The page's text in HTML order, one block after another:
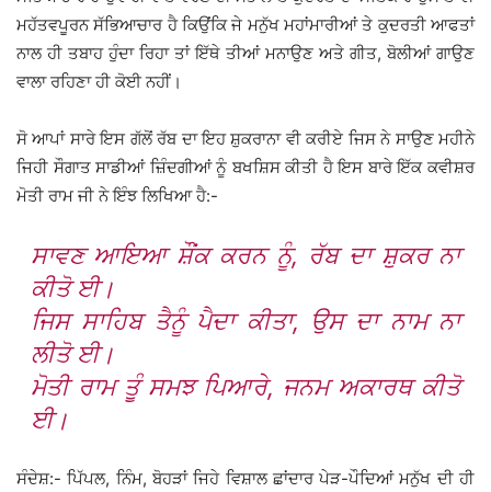
ਮਹੱਤਵਪੂਰਨ ਸੱਭਿਆਚਾਰ ਹੈ ਕਿਉਂਕਿ ਜੇ ਮਨੁੱਖ ਮਹਾਂਮਾਰੀਆਂ ਤੇ ਕੁਦਰਤੀ ਆਫਤਾਂ
ਨਾਲ ਹੀ ਤਬਾਹ ਹੁੰਦਾ ਰਿਹਾ ਤਾਂ ਇੱਥੇ ਤੀਆਂ ਮਨਾਉਣ ਅਤੇ ਗੀਤ, ਬੋਲੀਆਂ ਗਾਉਣ
ਵਾਲਾ ਰਹਿਣਾ ਹੀ ਕੋਈ ਨਹੀਂ।
ਸੋ ਆਪਾਂ ਸਾਰੇ ਇਸ ਗੱਲੋਂ ਰੱਬ ਦਾ ਇਹ ਸ਼ੁਕਰਾਨਾ ਵੀ ਕਰੀਏ ਜਿਸ ਨੇ ਸਾਉਣ ਮਹੀਨੇ
ਜਿਹੀ ਸੌਗਾਤ ਸਾਡੀਆਂ ਜ਼ਿੰਦਗੀਆਂ ਨੂੰ ਬਖਸ਼ਿਸ ਕੀਤੀ ਹੈ ਇਸ ਬਾਰੇ ਇੱਕ ਕਵੀਸ਼ਰ
ਮੋਤੀ ਰਾਮ ਜੀ ਨੇ ਇੰਝ ਲਿਖਿਆ ਹੈ:-
ਸਾਵਣ ਆਇਆ ਸ਼ੌਂਕ ਕਰਨ ਨੂੰ, ਰੱਬ ਦਾ ਸ਼ੁਕਰ ਨਾ
ਕੀਤੋ ਈ।
ਜਿਸ ਸਾਹਿਬ ਤੈਨੂੰ ਪੈਦਾ ਕੀਤਾ, ਉਸ ਦਾ ਨਾਮ ਨਾ
ਲੀਤੋ ਈ।
ਮੋਤੀ ਰਾਮ ਤੂੰ ਸਮਝ ਪਿਆਰੇ, ਜਨਮ ਅਕਾਰਥ ਕੀਤੋ
ਈ।
ਸੰਦੇਸ਼:- ਪਿੱਪਲ, ਨਿੰਮ, ਬੋਹੜਾਂ ਜਿਹੇ ਵਿਸ਼ਾਲ ਛਾਂਦਾਰ ਪੇੜ-ਪੌਦਿਆਂ ਮਨੁੱਖ ਦੀ ਹੀ